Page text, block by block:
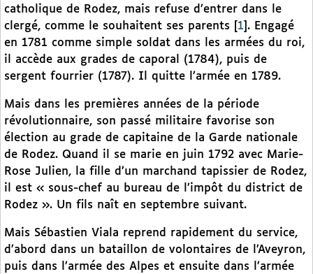
catholique de Rodez, mais refuse d’entrer dans le
clergé, comme le souhaitent ses parents
1 . Engagé
en 1781 comme simple soldat dans les armées du roi,
il accède aux grades de caporal (1784), puis de
sergent fourrier (1787). Il quitte l’armée en 1789.
Mais dans les premières années de la période
révolutionnaire, son passé militaire favorise son
élection au grade de capitaine de la Garde nationale
de Rodez. Quand il se marie en juin 1792 avec Marie-
Rose Julien, la fille d’un marchand tapissier de Rodez,
il est « sous-chef au bureau de l’impôt du district de
Rodez ». Un fils naît en septembre suivant.
Mais Sébastien Viala reprend rapidement du service,
d’abord dans un bataillon de volontaires de l’Aveyron,
puis dans l’armée des Alpes et ensuite dans l’armée